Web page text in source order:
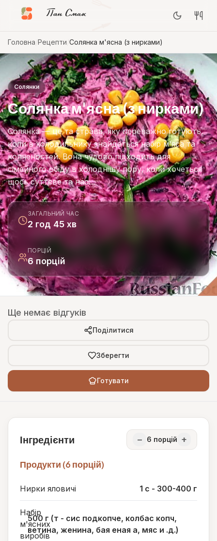
Пан Смак
Головна Рецепти Солянка м'ясна (з нирками)
Солянки
Солянка м'ясна (з нирками)
Солянка — це та страва, яку переважно готують,
коли в холодильнику знайдеться набір м'яса та
копченостей. Вона чудово підходить для
сімейного обіду в холоднішу пору, коли хочеться
щось суттєве та нас…
ЗАГАЛЬНИЙ ЧАС
2 год 45 хв
ПОРЦІЙ
6 порцій
Ще немає відгуків
Поділитися
Зберегти
Готувати
Інгредієнти − 6 порцій +
Продукти (6 порцій)
Нирки яловичі 1 с - 300-400 г
Набір
м'ясних
виробів
500 г (т - сис подкопче, колбас копч,
ветина, женина, бая еная а, мяс и .д.)